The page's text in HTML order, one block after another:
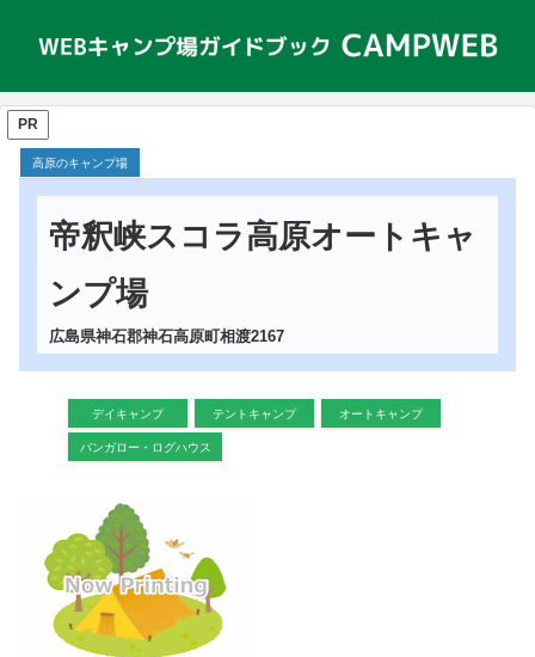
PR
高原のキャンプ場
帝釈峡スコラ高原オートキャ
ンプ場
広島県神石郡神石高原町相渡2167
デイキャンプ テントキャンプ オートキャンプ
バンガロー・ログハウス